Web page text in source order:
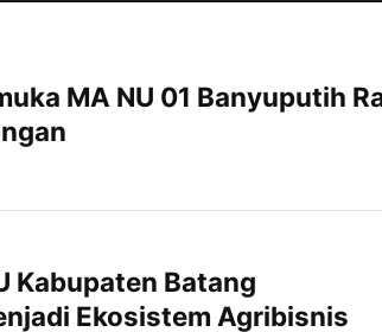
MA NU 01 Banyuputih
Pramuka MA NU 01 Banyuputih
peserta dari berbagai sekolah dan
Ambalan Hasyim Asy’ari–Rasuna Said
Kabupaten Batang
Ekosistem Agribisnis